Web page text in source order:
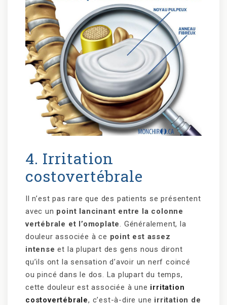
4. Irritation
costovertébrale
Il n’est pas rare que des patients se présentent
avec un point lancinant entre la colonne
vertébrale et l’omoplate
. Généralement, la
douleur associée à ce point est assez
intense et la plupart des gens nous diront
qu’ils ont la sensation d’avoir un nerf coincé
ou pincé dans le dos. La plupart du temps,
cette douleur est associée à une irritation
costovertébrale, c’est-à-dire une irritation de